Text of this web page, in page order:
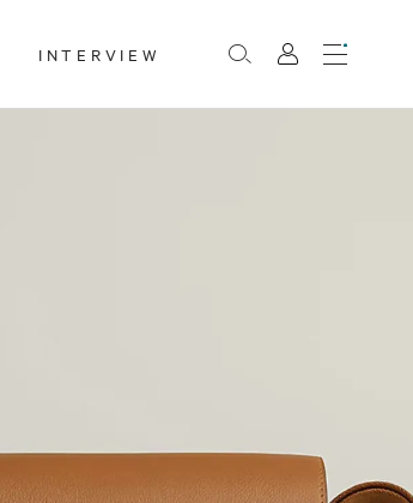
INTERVIEW Rechercher
Mon
compte
Menu